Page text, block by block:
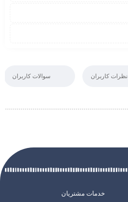
نظرات کاربران سوالات کاربران
خدمات مشتریان